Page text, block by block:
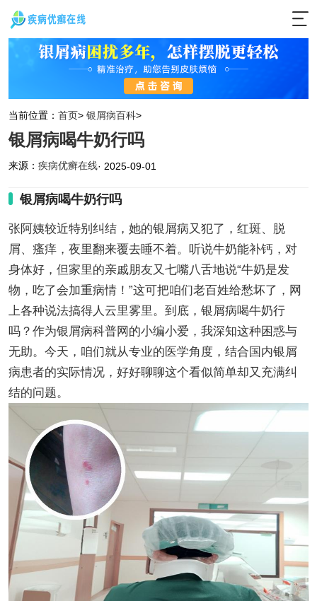
当前位置： 首页> 银屑病百科>
银屑病喝牛奶行吗
来源： 疾病优癣在线· 2025-09-01
银屑病喝牛奶行吗
张阿姨较近特别纠结，她的银屑病又犯了，红斑、脱
屑、瘙痒，夜里翻来覆去睡不着。听说牛奶能补钙，对
身体好，但家里的亲戚朋友又七嘴八舌地说“牛奶是发
物，吃了会加重病情！”这可把咱们老百姓给愁坏了，网
上各种说法搞得人云里雾里。到底，银屑病喝牛奶行
吗？作为银屑病科普网的小编小爱，我深知这种困惑与
无助。今天，咱们就从专业的医学角度，结合国内银屑
病患者的实际情况，好好聊聊这个看似简单却又充满纠
结的问题。